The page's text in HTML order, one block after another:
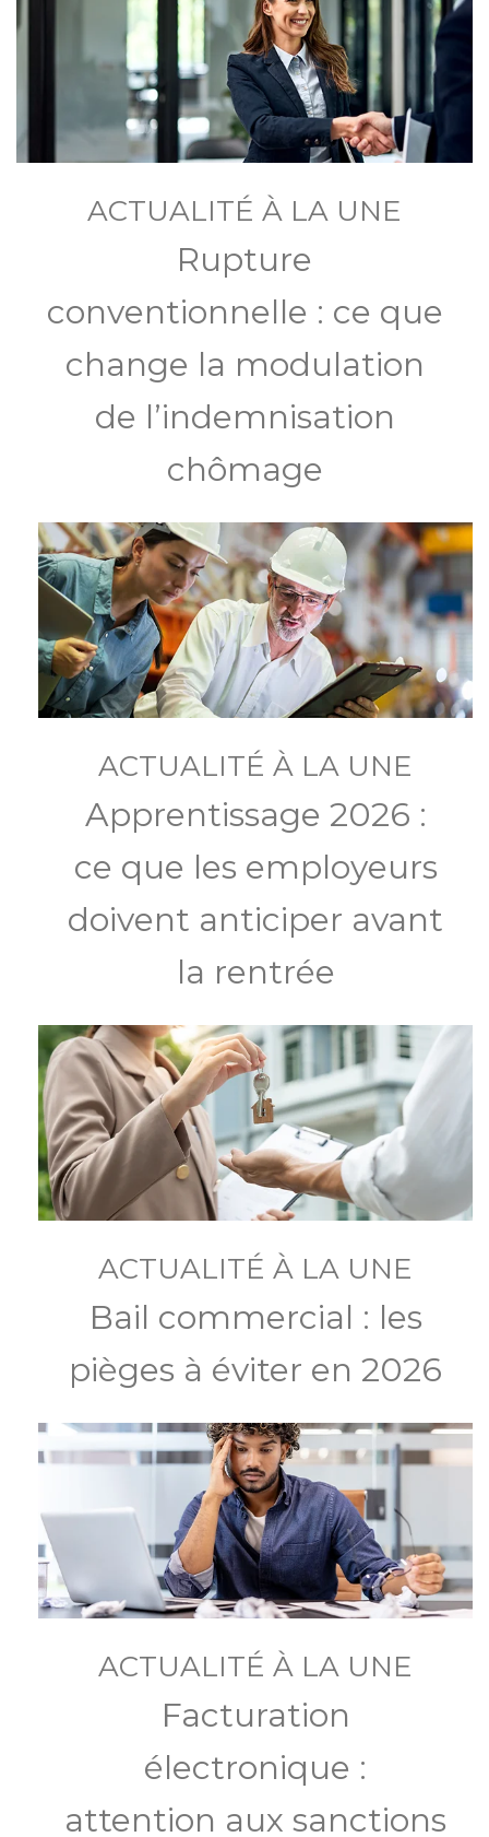
ACTUALITÉ À LA UNE
Rupture
conventionnelle : ce que
change la modulation
de l’indemnisation
chômage
ACTUALITÉ À LA UNE
Apprentissage 2026 :
ce que les employeurs
doivent anticiper avant
la rentrée
ACTUALITÉ À LA UNE
Bail commercial : les
pièges à éviter en 2026
ACTUALITÉ À LA UNE
Facturation
électronique :
attention aux sanctions